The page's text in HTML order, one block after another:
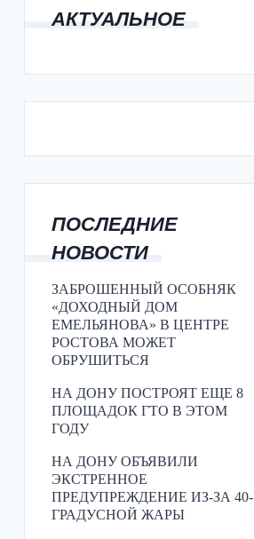
АКТУАЛЬНОЕ
ПОСЛЕДНИЕ
НОВОСТИ
ЗАБРОШЕННЫЙ ОСОБНЯК
«ДОХОДНЫЙ ДОМ
ЕМЕЛЬЯНОВА» В ЦЕНТРЕ
РОСТОВА МОЖЕТ
ОБРУШИТЬСЯ
НА ДОНУ ПОСТРОЯТ ЕЩЕ 8
ПЛОЩАДОК ГТО В ЭТОМ
ГОДУ
НА ДОНУ ОБЪЯВИЛИ
ЭКСТРЕННОЕ
ПРЕДУПРЕЖДЕНИЕ ИЗ-ЗА 40-
ГРАДУСНОЙ ЖАРЫ